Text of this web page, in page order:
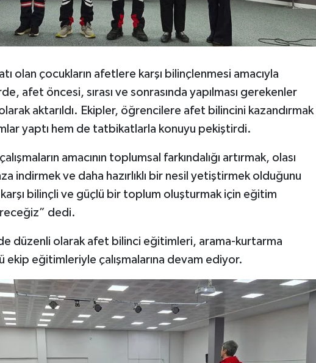
olan çocukların afetlere karşı bilinçlenmesi amacıyla
afet öncesi, sırası ve sonrasında yapılması gerekenler
aktarıldı. Ekipler, öğrencilere afet bilincini kazandırmak
yaptı hem de tatbikatlarla konuyu pekiştirdi.
amacının toplumsal farkındalığı artırmak, olası
indirmek ve daha hazırlıklı bir nesil yetiştirmek olduğunu
bilinçli ve güçlü bir toplum oluşturmak için eğitim
dedi.
düzenli olarak afet bilinci eğitimleri, arama-kurtarma
ekip eğitimleriyle çalışmalarına devam ediyor.